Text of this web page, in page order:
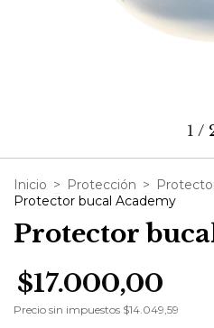
1 /
Inicio > Protección >
Protector bucal Academy
Protector
$17.000,00
Precio sin impuestos $14.049,59